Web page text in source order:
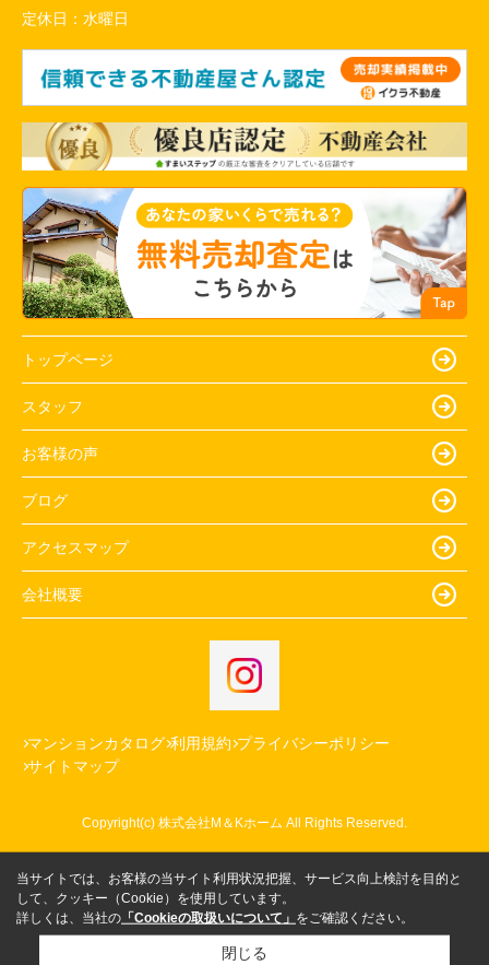
定休日： 水曜日
トップページ
スタッフ
お客様の声
ブログ
アクセスマップ
会社概要
マンションカタログ 利用規約 プライバシーポリシー
サイトマップ
Copyright(c) 株式会社M＆Kホーム All Rights Reserved.
当サイトでは、お客様の当サイト利用状況把握、サービス向上検討を目的と
して、クッキー（Cookie）を使用しています。
詳しくは、当社の 「Cookieの取扱いについて」 をご確認ください。
閉じる